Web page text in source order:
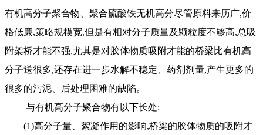
有机高分子聚合物、聚合硫酸铁无机高分尽管原料来历广,价
格低廉,策略规模宽,但是有相对分子质量及颗粒度不够高,总吸
附架桥才能不强,尤其是对胶体物质吸附才能的桥梁比有机高
分子送很多,还存在进一步水解不稳定、药剂剂量,产生更多的
很多的污泥、后处理困难的缺陷。
与有机高分子聚合物有以下长处:
(1)高分子量、絮凝作用的影响,桥梁的胶体物质的吸附才